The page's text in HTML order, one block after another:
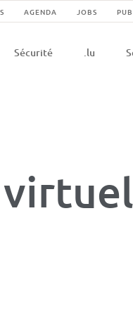
AGENDA JOBS
Sécurité .lu
virtuel